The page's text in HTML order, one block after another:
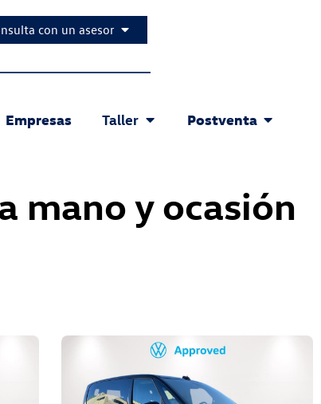
con un asesor
Empresas Taller Postventa
mano y ocasión